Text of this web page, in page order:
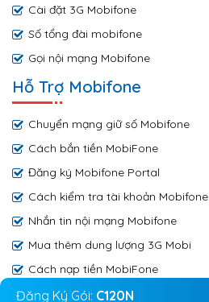
Đăng Ký Gói: C120N
Cài đặt 3G Mobifone
Số tổng đài mobifone
Gọi nội mạng Mobifone
Hỗ Trợ Mobifone
Chuyển mạng giữ số Mobifone
Cách bắn tiền MobiFone
Đăng ký Mobifone Portal
Cách kiểm tra tài khoản Mobifone
Nhắn tin nội mạng Mobifone
Mua thêm dung lượng 3G Mobi
Cách nạp tiền MobiFone
Copyright © 2019 by Mobifone.net.vn